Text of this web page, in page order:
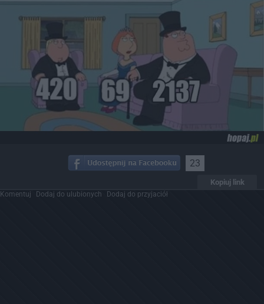
23
Kopiuj link
Komentuj Dodaj do ulubionych Dodaj do przyjaciół